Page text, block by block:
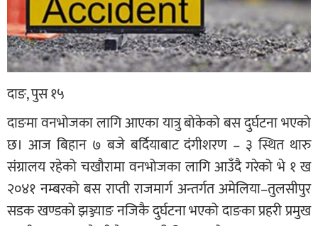
दाङ, पुस १५
दाङमा वनभोजका लागि आएका यात्रु बोकेको बस दुर्घटना भएको
छ। आज बिहान ७ बजे बर्दियाबाट दंगीशरण – ३ स्थित थारु
संग्रालय रहेको चखौरामा वनभोजका लागि आउँदै गरेको भे १ ख
२०४१ नम्बरको बस राप्ती राजमार्ग अन्तर्गत अमेलिया–तुलसीपुर
सडक खण्डको झञ्ज्याङ नजिकै दुर्घटना भएको दाङका प्रहरी प्रमुख